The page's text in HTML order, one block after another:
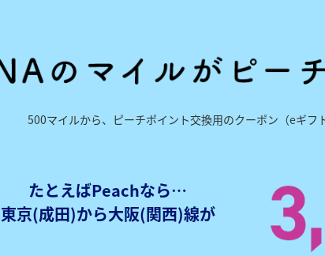
500マイルから、ピーチポイント交換用のクーポン（eギフ
たとえばPeachなら…
東京(成田)から大阪(関西)線が